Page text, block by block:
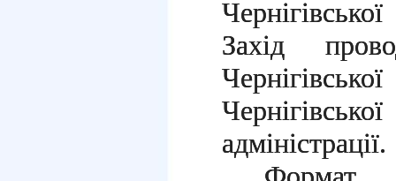
Захід
адміністрації.